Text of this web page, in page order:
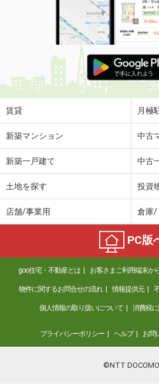
賃貸 月極
新築マンション 中古
新築一戸建て 中古
土地を探す 投資
店舗/事業用 倉庫/
PC版
goo住宅・不動産とは お客さまご利用端末か
物件に関するお問合せの流れ 情報提供元
個人情報の取り扱いについて 消費税
プライバシーポリシー ヘルプ お問
©NTT DOCOMO